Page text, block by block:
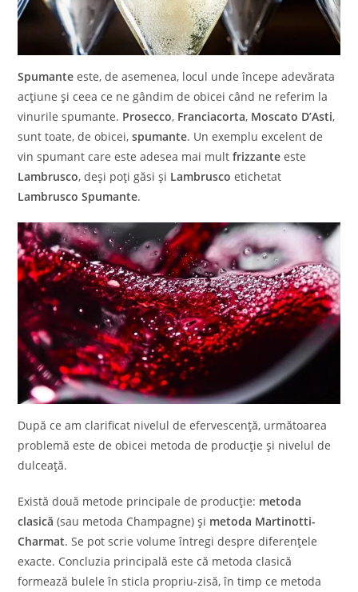
Spumante este, de asemenea, locul unde începe adevărata
acțiune și ceea ce ne gândim de obicei când ne referim la
vinurile spumante. Prosecco, Franciacorta, Moscato D’Asti,
sunt toate, de obicei,spumante. Un exemplu excelent de
vin spumant care este adesea mai multfrizzante este
Lambrusco, deși poți găsi și Lambrusco etichetat
Lambrusco Spumante.
După ce am clarificat nivelul de efervescență, următoarea
problemă este de obicei metoda de producție și nivelul de
dulceață.
Există două metode principale de producție: metoda
clasică (sau metoda Champagne) și metoda Martinotti-
Charmat. Se pot scrie volume întregi despre diferențele
exacte. Concluzia principală este că metoda clasică
formează bulele în sticla propriu-zisă, în timp ce metoda